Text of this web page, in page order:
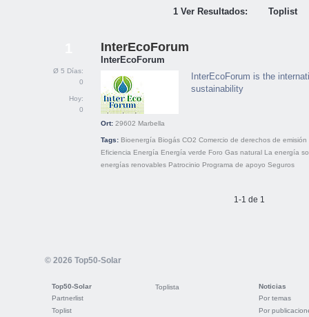
1 Ver Resultados: Toplist
Ø 5 Días:
0
Hoy:
0
InterEcoForum
InterEcoForum
InterEcoForum is the
sustainability
Ort: 29602 Marbella
Tags: Bioenergía Biogás CO2 Comercio de derechos de emisión
Eficiencia Energía Energía verde Foro Gas natural La energía
energías renovables Patrocinio Programa de apoyo Seguros
1-1 de 1
© 2026 Top50-Solar
Top50-Solar
Partnerlist
Toplist
Toplista
Noticias
Por temas
Por